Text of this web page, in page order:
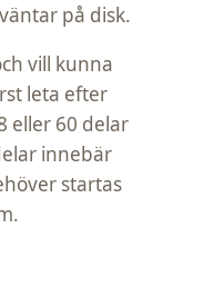
på disk.
vill kunna
leta efter
eller 60 delar
innebär
startas